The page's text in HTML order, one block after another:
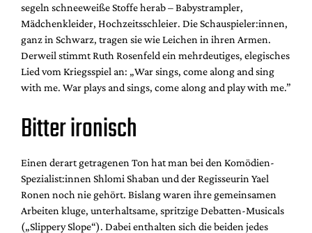
segeln schneeweiße Stoffe herab – Babystrampler,
Mädchenkleider, Hochzeitsschleier. Die Schauspieler:innen,
ganz in Schwarz, tragen sie wie Leichen in ihren Armen.
Derweil stimmt Ruth Rosenfeld ein mehrdeutiges, elegisches
Lied vom Kriegsspiel an: „War sings, come along and sing
with me. War plays and sings, come along and play with me.”
Bitter ironisch
Einen derart getragenen Ton hat man bei den Komödien-
Spezialist:innen Shlomi Shaban und der Regisseurin Yael
Ronen noch nie gehört. Bislang waren ihre gemeinsamen
Arbeiten kluge, unterhaltsame, spritzige Debatten-Musicals
(„Slippery Slope“). Dabei enthalten sich die beiden jedes